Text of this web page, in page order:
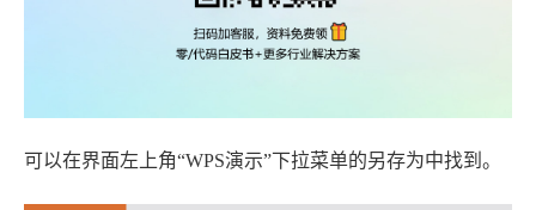
可以在界面左上角“WPS演示”下拉菜单的另存为中找到。